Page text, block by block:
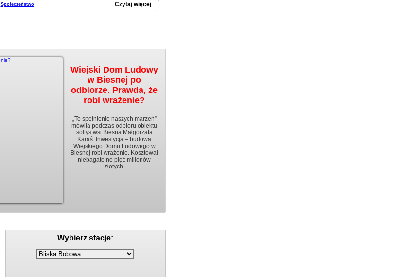
Społeczeństwo Czytaj więcej
Wiejski Dom Ludowy
w Biesnej po
odbiorze. Prawda, że
robi wrażenie?
„To spełnienie naszych marzeń”
mówiła podczas odbioru obiektu
sołtys wsi Biesna Małgorzata
Karaś. Inwestycja – budowa
Wiejskiego Domu Ludowego w
Biesnej robi wrażenie. Kosztował
niebagatelne pięć milionów
złotych.
Wybierz stacje: